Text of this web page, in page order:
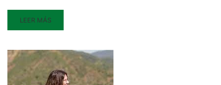
LEER MÁS